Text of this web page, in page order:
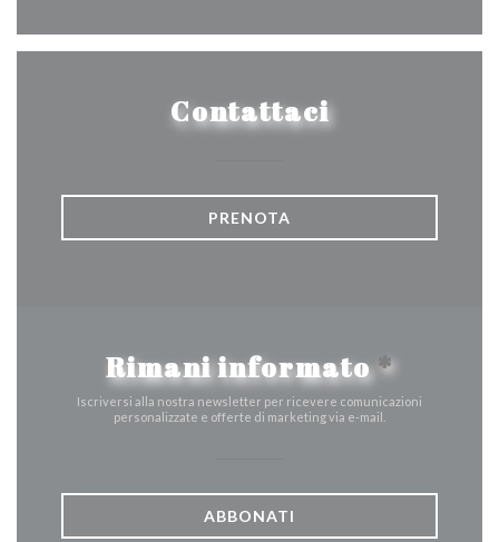
Contattaci
PRENOTA
Rimani informato*
Iscriversi alla nostra newsletter per ricevere comunicazioni
personalizzate e offerte di marketing via e-mail.
ABBONATI